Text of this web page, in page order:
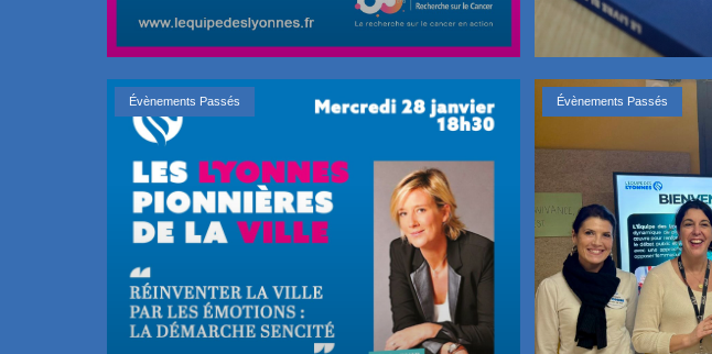
Évènements Passés Évènements Passés